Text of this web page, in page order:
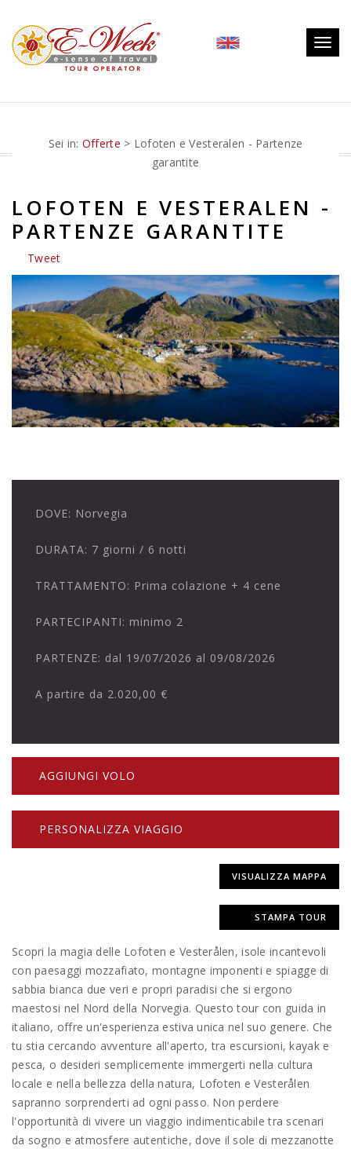
Sei in: Offerte > Lofoten e Vesteralen - Partenze
garantite
LOFOTEN E VESTERALEN -
PARTENZE GARANTITE
Tweet
DOVE: Norvegia
DURATA: 7 giorni / 6 notti
TRATTAMENTO: Prima colazione + 4 cene
PARTECIPANTI: minimo 2
PARTENZE: dal 19/07/2026 al 09/08/2026
A partire da 2.020,00 €
AGGIUNGI VOLO
PERSONALIZZA VIAGGIO
VISUALIZZA MAPPA
STAMPA TOUR
Scopri la magia delle Lofoten e Vesterålen, isole incantevoli
con paesaggi mozzafiato, montagne imponenti e spiagge di
sabbia bianca due veri e propri paradisi che si ergono
maestosi nel Nord della Norvegia. Questo tour con guida in
italiano, offre un'esperienza estiva unica nel suo genere. Che
tu stia cercando avventure all'aperto, tra escursioni, kayak e
pesca, o desideri semplicemente immergerti nella cultura
locale e nella bellezza della natura, Lofoten e Vesterålen
sapranno sorprenderti ad ogni passo. Non perdere
l'opportunità di vivere un viaggio indimenticabile tra scenari
da sogno e atmosfere autentiche, dove il sole di mezzanotte